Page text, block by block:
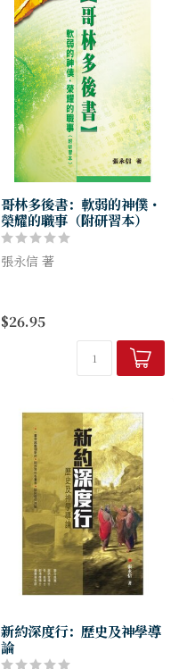
哥林多後書：軟弱的神僕・
榮耀的職事（附研習本）
張永信 著
龍無首，出現權力真空。當時
哥林多教會受到一些所謂「超
級使徒」的迷惑，攻擊保羅，
指斥他是多麼...
$26.95
新約深度行：歷史及神學導
論